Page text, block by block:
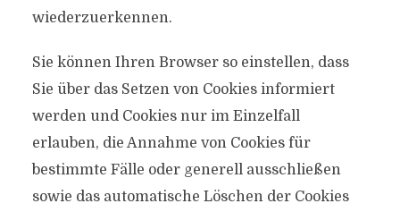
wiederzuerkennen.
Sie können Ihren Browser so einstellen, dass
Sie über das Setzen von Cookies informiert
werden und Cookies nur im Einzelfall
erlauben, die Annahme von Cookies für
bestimmte Fälle oder generell ausschließen
sowie das automatische Löschen der Cookies